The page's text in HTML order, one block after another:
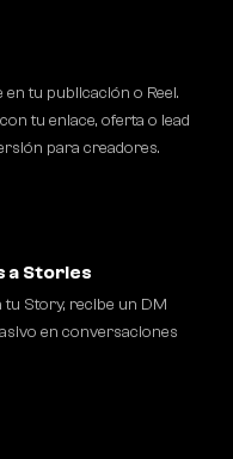
tu publicación o Reel.
tu enlace, oferta o lead
para creadores.
a Stories
tu Story, recibe un DM
en conversaciones